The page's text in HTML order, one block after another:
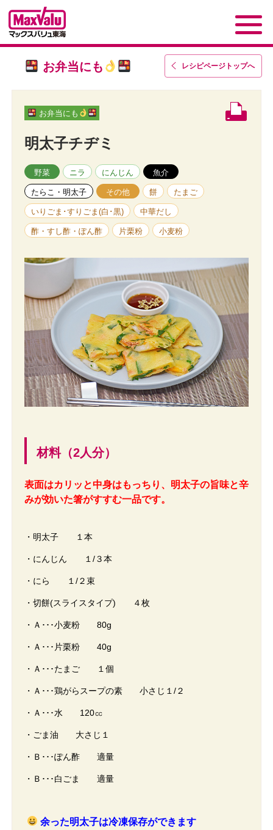
レシピページトップへ
お弁当にも
お弁当にも
明太子チヂミ
野菜 ニラ にんじん 魚介
たらこ・明太子 その他 餅 たまご
いりごま･すりごま(白･黒) 中華だし
酢・すし酢・ぽん酢 片栗粉 小麦粉
材料（2人分）
表面はカリッと中身はもっちり、明太子の旨味と辛
みが効いた箸がすすむ一品です。
・明太子 １本
・にんじん １/３本
・にら １/２束
・切餅(スライスタイプ) ４枚
・Ａ･･･小麦粉 80g
・Ａ･･･片栗粉 40g
・Ａ･･･たまご １個
・Ａ･･･鶏がらスープの素 小さじ１/２
・Ａ･･･水 120㏄
・ごま油 大さじ１
・Ｂ･･･ぽん酢 適量
・Ｂ･･･白ごま 適量
余った明太子は冷凍保存ができます